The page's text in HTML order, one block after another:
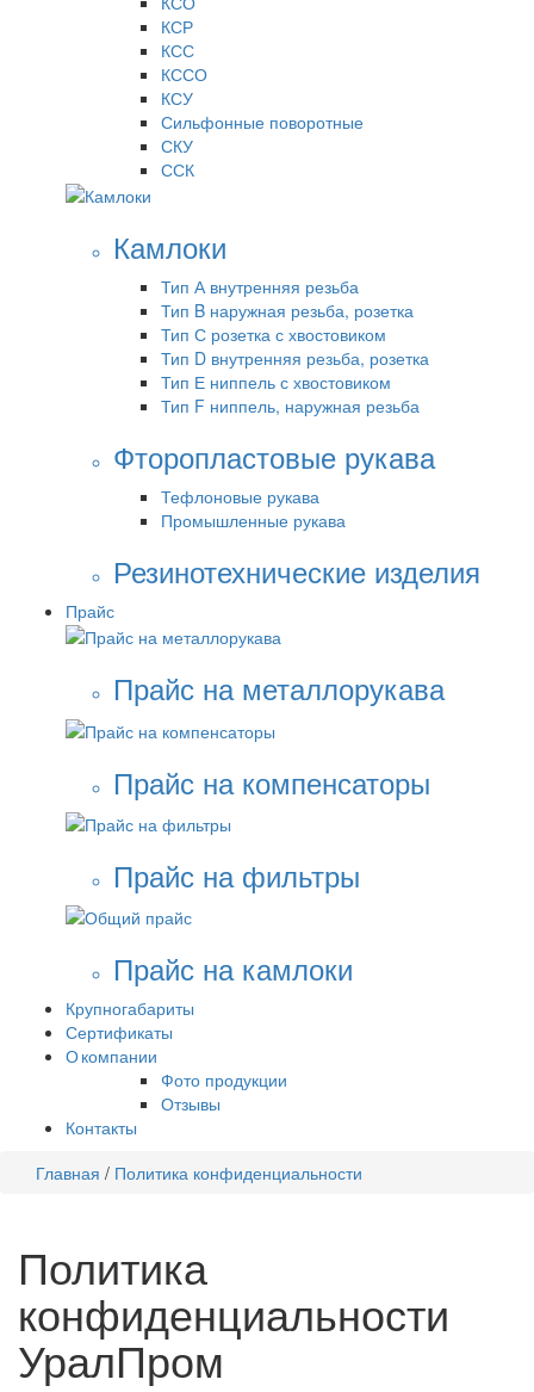
КСР
КСС
КССО
КСУ
Сильфонные поворотные
СКУ
ССК
Камлоки
Тип А внутренняя резьба
Тип B наружная резьба, розетка
Тип С розетка с хвостовиком
Тип D внутренняя резьба, розетка
Тип Е ниппель с хвостовиком
Тип F ниппель, наружная резьба
Фторопластовые рукава
Тефлоновые рукава
Промышленные рукава
Резинотехнические изделия
Прайс
Прайс на металлорукава
Прайс на компенсаторы
Прайс на фильтры
Прайс на камлоки
Крупногабариты
Сертификаты
О компании
Фото продукции
Отзывы
Контакты
Главная / Политика конфиденциальности
Политика
конфиденциальности
УралПром